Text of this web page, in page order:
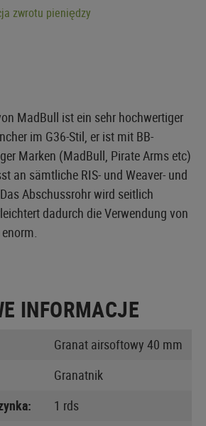
zwrotu pieniędzy
MadBull ist ein sehr hochwertiger
im G36-Stil, er ist mit BB-
Marken (MadBull, Pirate Arms etc)
an sämtliche RIS- und Weaver- und
Abschussrohr wird seitlich
dadurch die Verwendung von
INFORMACJE
Granat airsoftowy 40 mm
Granatnik
1 rds